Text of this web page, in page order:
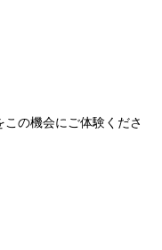
の機会にご体験くださ